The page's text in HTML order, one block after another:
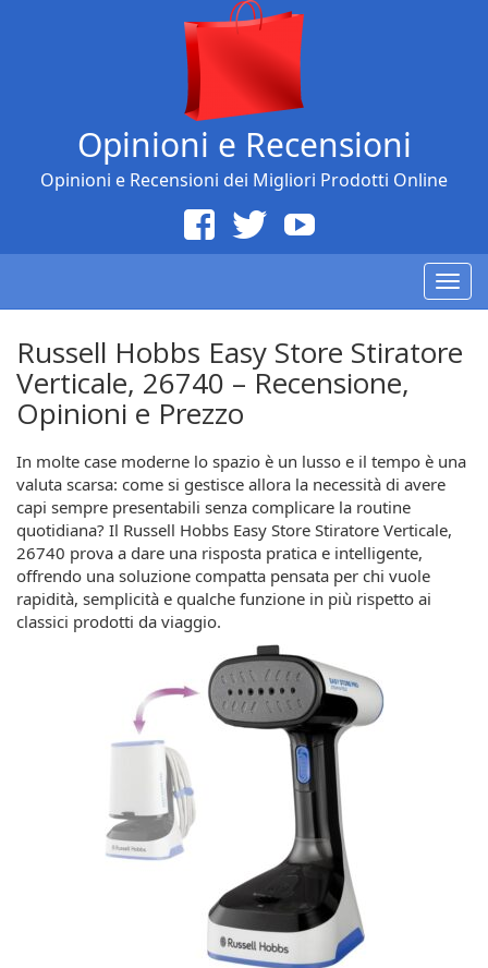
Opinioni e Recensioni
Opinioni e Recensioni dei Migliori Prodotti Online
Russell Hobbs Easy Store Stiratore
Verticale, 26740 – Recensione,
Opinioni e Prezzo
In molte case moderne lo spazio è un lusso e il tempo è una
valuta scarsa: come si gestisce allora la necessità di avere
capi sempre presentabili senza complicare la routine
quotidiana? Il Russell Hobbs Easy Store Stiratore Verticale,
26740 prova a dare una risposta pratica e intelligente,
offrendo una soluzione compatta pensata per chi vuole
rapidità, semplicità e qualche funzione in più rispetto ai
classici prodotti da viaggio.